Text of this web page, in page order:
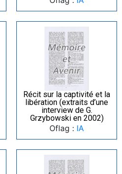
Récit sur la captivité et la
libération (extraits d’une
interview de G.
Grzybowski en 2002)
Oflag : IA